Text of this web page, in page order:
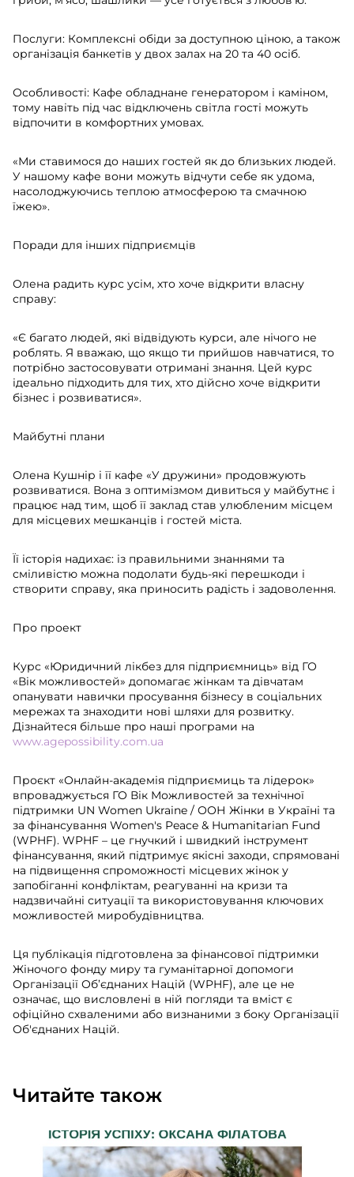
Послуги: Комплексні обіди за доступною ціною, а також
організація банкетів у двох залах на 20 та 40 осіб.
Особливості: Кафе обладнане генератором і каміном,
тому навіть під час відключень світла гості можуть
відпочити в комфортних умовах.
«Ми ставимося до наших гостей як до близьких людей.
У нашому кафе вони можуть відчути себе як удома,
насолоджуючись теплою атмосферою та смачною
їжею».
Поради для інших підприємців
Олена радить курс усім, хто хоче відкрити власну
справу:
«Є багато людей, які відвідують курси, але нічого не
роблять. Я вважаю, що якщо ти прийшов навчатися, то
потрібно застосовувати отримані знання. Цей курс
ідеально підходить для тих, хто дійсно хоче відкрити
бізнес і розвиватися».
Майбутні плани
Олена Кушнір і її кафе «У дружини» продовжують
розвиватися. Вона з оптимізмом дивиться у майбутнє і
працює над тим, щоб її заклад став улюбленим місцем
для місцевих мешканців і гостей міста.
Її історія надихає: із правильними знаннями та
сміливістю можна подолати будь-які перешкоди і
створити справу, яка приносить радість і задоволення.
Про проект
Курс «Юридичний лікбез для підприємниць» від ГО
«Вік можливостей» допомагає жінкам та дівчатам
опанувати навички просування бізнесу в соціальних
мережах та знаходити нові шляхи для розвитку.
Дізнайтеся більше про наші програми на
www.agepossibility.com.ua
Проєкт «Онлайн-академія підприємиць та лідерок»
впроваджується ГО Вік Можливостей за технічної
підтримки UN Women Ukraine / ООН Жінки в Україні та
за фінансування Women's Peace & Humanitarian Fund
(WPHF). WPHF – це гнучкий і швидкий інструмент
фінансування, який підтримує якісні заходи, спрямовані
на підвищення спроможності місцевих жінок у
запобіганні конфліктам, реагуванні на кризи та
надзвичайні ситуації та використовування ключових
можливостей миробудівництва.
Ця публікація підготовлена за фінансової підтримки
Жіночого фонду миру та гуманітарної допомоги
Організації Об’єднаних Націй (WPHF), але це не
означає, що висловлені в ній погляди та вміст є
офіційно схваленими або визнаними з боку Організації
Об'єднаних Націй.
Читайте також